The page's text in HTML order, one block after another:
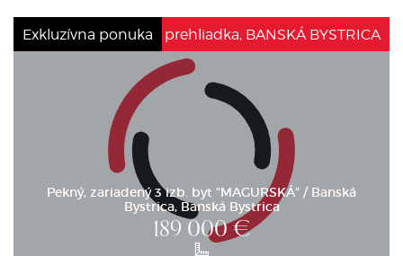
Exkluzívna ponuka
Pekný, zariadený 3 izb. byt "MAGURSKÁ" / Banská
Bystrica, Banská Bystrica
189 000€
Virtuálna prehliadka, BANSKÁ BYSTRICA